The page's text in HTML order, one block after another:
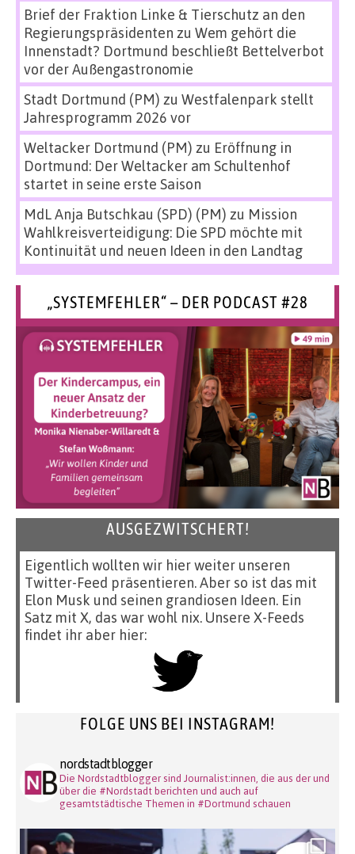
Brief der Fraktion Linke & Tierschutz an den
Regierungspräsidenten zu Wem gehört die
Innenstadt? Dortmund beschließt Bettelverbot
vor der Außengastronomie
Stadt Dortmund (PM) zu Westfalenpark stellt
Jahresprogramm 2026 vor
Weltacker Dortmund (PM) zu Eröffnung in
Dortmund: Der Weltacker am Schultenhof
startet in seine erste Saison
MdL Anja Butschkau (SPD) (PM) zu Mission
Wahlkreisverteidigung: Die SPD möchte mit
Kontinuität und neuen Ideen in den Landtag
„SYSTEMFEHLER“ – DER PODCAST #28
AUSGEZWITSCHERT!
Eigentlich wollten wir hier weiter unseren
Twitter-Feed präsentieren. Aber so ist das mit
Elon Musk und seinen grandiosen Ideen. Ein
Satz mit X, das war wohl nix. Unsere X-Feeds
findet ihr aber hier:
FOLGE UNS BEI INSTAGRAM!
nordstadtblogger
Die Nordstadtblogger sind Journalist:innen, die aus der und
über die #Nordstadt berichten und auch auf
gesamtstädtische Themen in #Dortmund schauen